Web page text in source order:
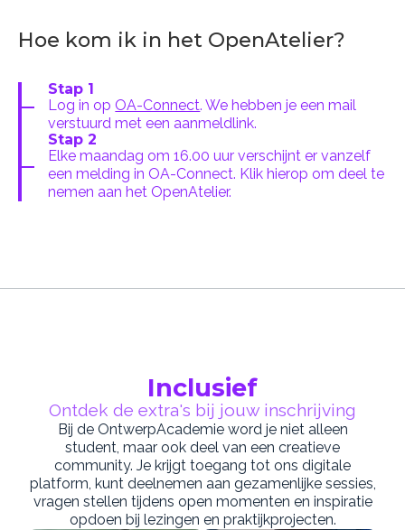
Hoe kom ik in het OpenAtelier?
Stap 1
Log in op OA-Connect. We hebben je een mail
verstuurd met een aanmeldlink.
Stap 2
Elke maandag om 16.00 uur verschijnt er vanzelf
een melding in OA-Connect. Klik hierop om deel te
nemen aan het OpenAtelier.
Inclusief
Ontdek de extra's bij jouw inschrijving
Bij de OntwerpAcademie word je niet alleen
student, maar ook deel van een creatieve
community. Je krijgt toegang tot ons digitale
platform, kunt deelnemen aan gezamenlijke sessies,
vragen stellen tijdens open momenten en inspiratie
opdoen bij lezingen en praktijkprojecten.